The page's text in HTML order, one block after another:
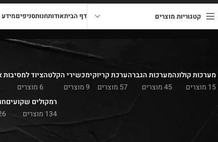
קטגוריות מוצרים דף הביתאודותחנותסניפים
מערכות קולונה
15 מוצרים
מערכות הגברה
45 מוצרים
ערכת קריוקי
57 מוצרים
מכשירי הקלטה
9 מוצרים
ציוד למסיבות
6 מוצרים
רמקולים שקועים
134 מוצרים
26